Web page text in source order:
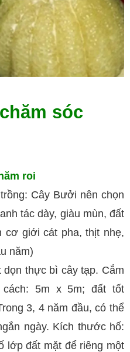
sóc
roi
Cây Bưởi nên chọn
tác dày, giàu mùn, đất
cơ giới cát pha, thịt nhẹ,
năm)
dọn thực bì cây tạp. Cắm
5m x 5m; đất tốt
3, 4 năm đầu, có thể
ngày. Kích thước hố:
lớp đất mặt để riêng một